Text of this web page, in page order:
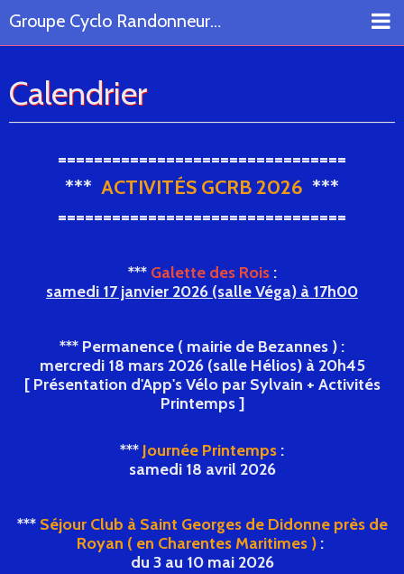
Groupe Cyclo Randonneurs Bezannes
Le Club
Randonnées
Albums Photos
Présence Sorties
Calendrier
================================
*** ACTIVITÉS GCRB 2026 ***
================================
*** Galette des Rois:
samedi 17 janvier 2026 (salle Véga) à 17h00
*** Permanence ( mairie de Bezannes ) :
mercredi 18 mars 2026 (salle Hélios) à 20h45
[ Présentation d'App's Vélo par Sylvain + Activités
Printemps ]
***Journée Printemps :
samedi 18 avril 2026
*** Séjour Club à Saint Georges de Didonne près de
Royan ( en Charentes Maritimes ) :
du 3 au 10 mai 2026